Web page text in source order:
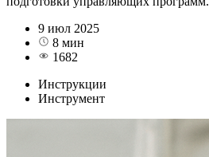
9 июл 2025
8 мин
1682
Инструкции
Инструмент